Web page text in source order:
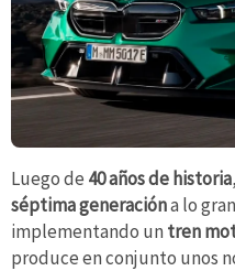
Luego de 40 años de historia
séptima generacióna lo
implementando un tren
produce en conjunto unos